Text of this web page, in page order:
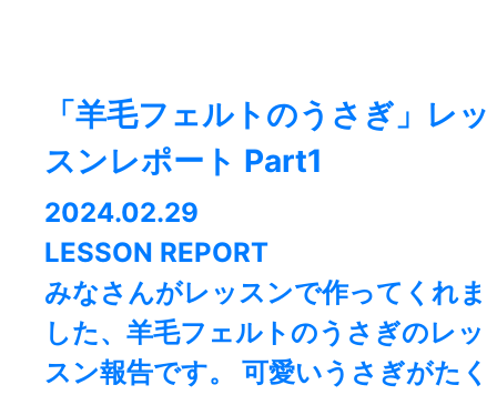
「羊毛フェルトのうさぎ」レッ
スンレポート Part1
2024.02.29
LESSON REPORT
みなさんがレッスンで作ってくれま
した、羊毛フェルトのうさぎのレッ
スン報告です。 可愛いうさぎがたく